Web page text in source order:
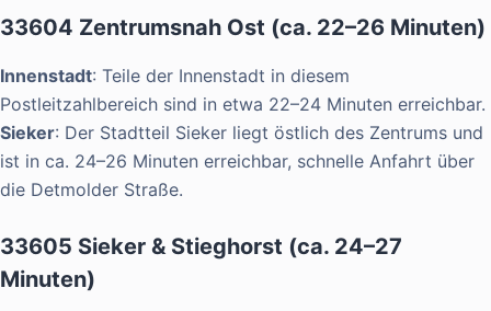
33604 Zentrumsnah Ost (ca. 22–26 Minuten)
Innenstadt: Teile der Innenstadt in diesem
Postleitzahlbereich sind in etwa 22–24 Minuten erreichbar.
Sieker: Der Stadtteil Sieker liegt östlich des Zentrums und
ist in ca. 24–26 Minuten erreichbar, schnelle Anfahrt über
die Detmolder Straße.
33605 Sieker & Stieghorst (ca. 24–27
Minuten)